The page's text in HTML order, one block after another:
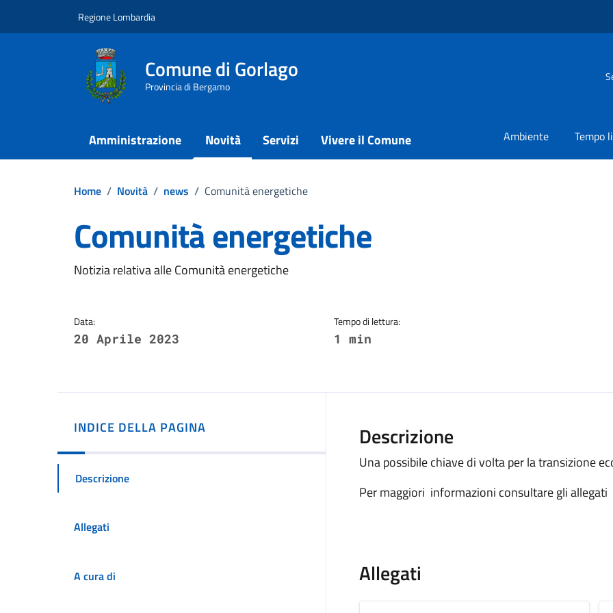
Regione Lombardia
Comune di Gorlago
Provincia di Bergamo
Amministrazione Novità Servizi Vivere il Comune Ambiente Tempo
Home / Novità / news / Comunità energetiche
Comunità energetiche
Dettagli della notizia
Notizia relativa alle Comunità energetiche
Data:
20 Aprile 2023
Tempo di lettura:
1 min
INDICE DELLA PAGINA
Descrizione
Allegati
A cura di
Descrizione
Una possibile chiave di volta per la transizione
Per maggiori informazioni consultare gli allegati
Allegati